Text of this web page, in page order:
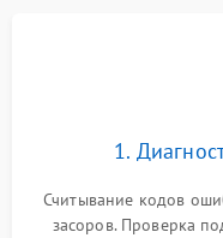
1.
Считывание кодов
засоров. Проверка